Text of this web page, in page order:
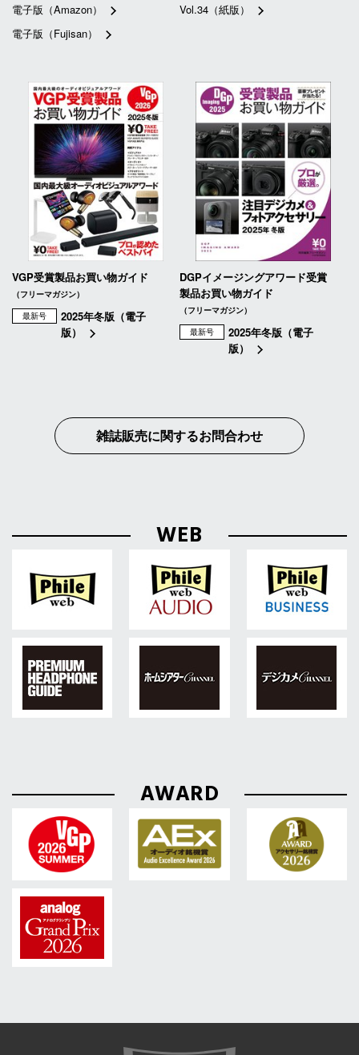
電子版（Amazon）
電子版（Fujisan）
Vol.34（紙版）
VGP受賞製品お買い物ガイド
（フリーマガジン）
最新号
2025年冬版（電子
版）
DGPイメージングアワード受賞
製品お買い物ガイド
（フリーマガジン）
最新号
2025年冬版（電子
版）
雑誌販売に関するお問合わせ
WEB
AWARD